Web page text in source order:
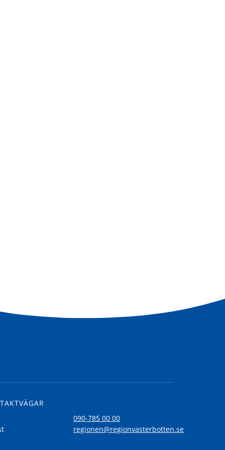
090-785 00 00
regionen@regionvasterbotten.se